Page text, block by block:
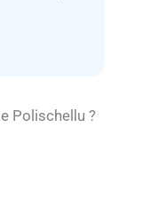
Polischellu ?